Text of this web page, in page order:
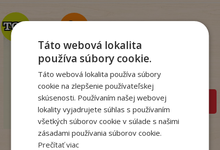
32,90
19 €
TOP
TOP
Mágia, čary a veštby v
ľudovej kultúr...
Na sklade
pridať do košíka
Táto webová lokalita
používa súbory cookie.
Táto webová lokalita používa súbory
cookie na zlepšenie používateľskej
skúsenosti. Používaním našej webovej
lokality vyjadrujete súhlas s používaním
všetkých súborov cookie v súlade s našimi
zásadami používania súborov cookie.
Prečítať viac